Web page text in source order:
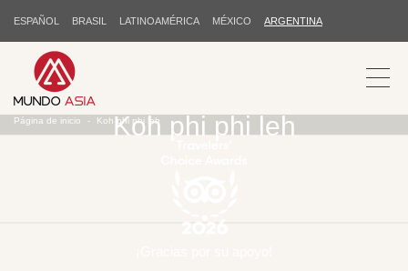
ESPAÑOL BRASIL LATINOAMÉRICA MÉXICO ARGENTINA
Koh phi phi leh
Página de inicio Koh phi phi leh